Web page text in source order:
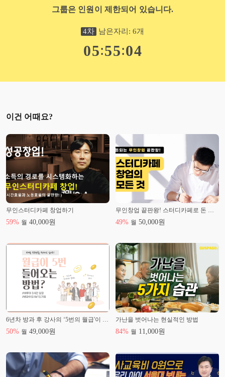
그룹은 인원이 제한되어 있습니다.
4차 남은자리: 6개
05:55:02
이건 어때요?
무인스터디카페 창업하기
59% 월 40,000원
무인창업 끝판왕! 스터디카페로 돈 버는데 필요한 모든 것
49% 월 50,000원
50% 월 49,000원
가난을 벗어나는 현실적인 방법
84% 월 11,000원